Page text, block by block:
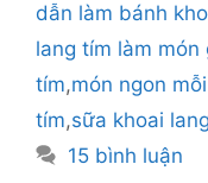
dẫn làm bánh
lang tím làm món
tím,món ngon
tím,sữa khoai
15 bình luận